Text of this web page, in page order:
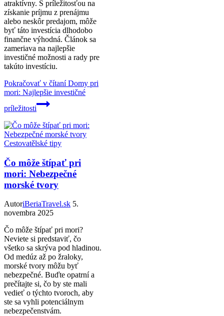
atraktívny. S príležitosťou na
získanie príjmu z prenájmu
alebo neskôr predajom, môže
byť táto investícia dlhodobo
finančne výhodná. Článok sa
zameriava na najlepšie
investičné možnosti a rady pre
takúto investíciu.
Pokračovať v čítaníDomy pri
mori: Najlepšie investičné
príležitosti
Cestovatělské tipy
Čo môže štípať pri
mori: Nebezpečné
morské tvory
AutoriBeriaTravel.sk 5.
novembra 2025
Čo môže štípať pri mori?
Neviete si predstaviť, čo
všetko sa skrýva pod hladinou.
Od medúz až po žraloky,
morské tvory môžu byť
nebezpečné. Buďte opatrní a
prečítajte si, čo by ste mali
vedieť o týchto tvoroch, aby
ste sa vyhli potenciálnym
nebezpečenstvám.